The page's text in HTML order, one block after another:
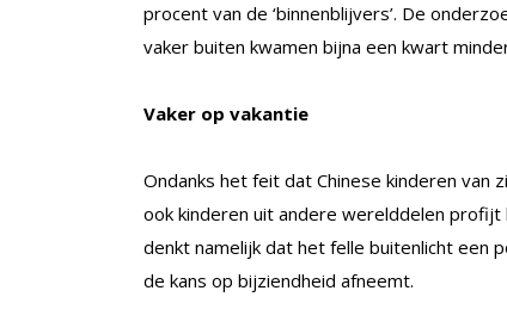
procent van de ‘binnenblijvers’. De
vaker buiten kwamen bijna een kwart
Vaker op vakantie
Ondanks het feit dat Chinese kinderen
ook kinderen uit andere werelddelen profijt
denkt namelijk dat het felle buitenlicht een
de kans op bijziendheid afneemt.